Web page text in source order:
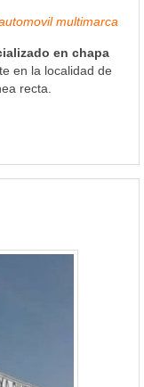
multimarca
en chapa
en la localidad de
recta.